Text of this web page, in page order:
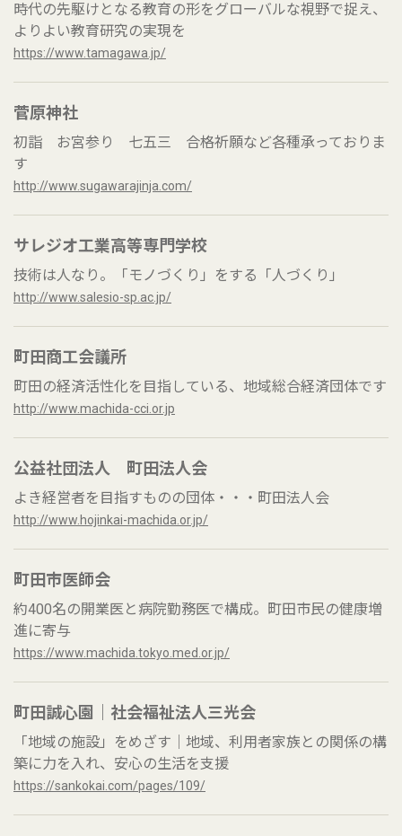
時代の先駆けとなる教育の形をグローバルな視野で捉え、
よりよい教育研究の実現を
https://www.tamagawa.jp/
菅原神社
初詣 お宮参り 七五三 合格祈願など各種承っておりま
す
http://www.sugawarajinja.com/
サレジオ工業高等専門学校
技術は人なり。「モノづくり」をする「人づくり」
http://www.salesio-sp.ac.jp/
町田商工会議所
町田の経済活性化を目指している、地域総合経済団体です
http://www.machida-cci.or.jp
公益社団法人 町田法人会
よき経営者を目指すものの団体・・・町田法人会
http://www.hojinkai-machida.or.jp/
町田市医師会
約400名の開業医と病院勤務医で構成。町田市民の健康増
進に寄与
https://www.machida.tokyo.med.or.jp/
町田誠心園｜社会福祉法人三光会
「地域の施設」をめざす｜地域、利用者家族との関係の構
築に力を入れ、安心の生活を支援
https://sankokai.com/pages/109/